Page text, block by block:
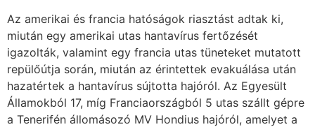
Az amerikai és francia hatóságok riasztást adtak ki,
miután egy amerikai utas hantavírus fertőzését
igazolták, valamint egy francia utas tüneteket mutatott
repülőútja során, miután az érintettek evakuálása után
hazatértek a hantavírus sújtotta hajóról. Az Egyesült
Államokból 17, míg Franciaországból 5 utas szállt gépre
a Tenerifén állomásozó MV Hondius hajóról, amelyet a